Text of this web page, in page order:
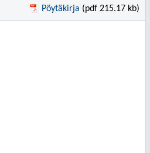
Pöytäkirja (pdf 215.17 kb)